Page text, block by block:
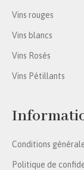
Vins rouges
Vins blancs
Vins Rosés
Vins Pétillants
Conditions
Politique de